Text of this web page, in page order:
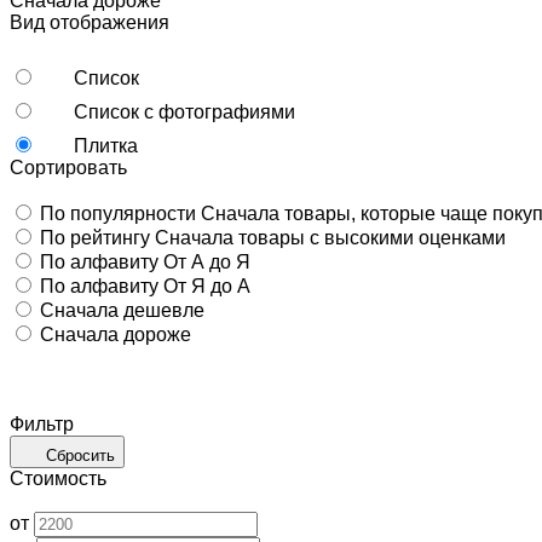
Вид отображения
Список
Список с фотографиями
Плитка
Сортировать
По популярности Сначала товары, которые чаще
По рейтингу Сначала товары с высокими оценками
По алфавиту От А до Я
По алфавиту От Я до А
Сначала дешевле
Сначала дороже
Фильтр
Сбросить
Стоимость
от